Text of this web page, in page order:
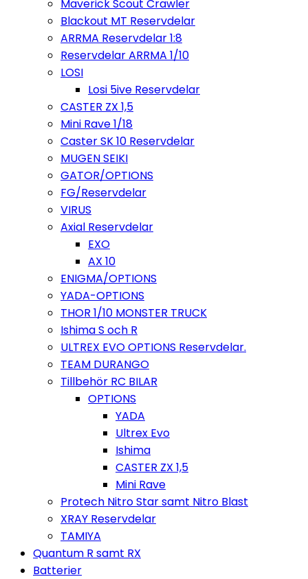
Maverick Scout Crawler
Blackout MT Reservdelar
ARRMA Reservdelar 1:8
Reservdelar ARRMA 1/10
LOSI
Losi 5ive Reservdelar
CASTER ZX 1,5
Mini Rave 1/18
Caster SK 10 Reservdelar
MUGEN SEIKI
GATOR/OPTIONS
FG/Reservdelar
VIRUS
Axial Reservdelar
EXO
AX 10
ENIGMA/OPTIONS
YADA-OPTIONS
THOR 1/10 MONSTER TRUCK
Ishima S och R
ULTREX EVO OPTIONS Reservdelar.
TEAM DURANGO
Tillbehör RC BILAR
OPTIONS
YADA
Ultrex Evo
Ishima
CASTER ZX 1,5
Mini Rave
Protech Nitro Star samt Nitro Blast
XRAY Reservdelar
TAMIYA
Quantum R samt RX
Batterier